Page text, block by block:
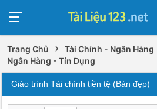
Trang Chủ › Tài Chính - Ngân Hàng
Ngân Hàng - Tín Dụng
Giáo trình Tài chính tiền tệ (Bản đẹp)